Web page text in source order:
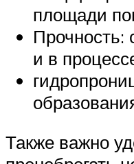
площади
Прочность:
и в
Также важно